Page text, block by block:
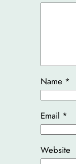
Name *
Email *
Website